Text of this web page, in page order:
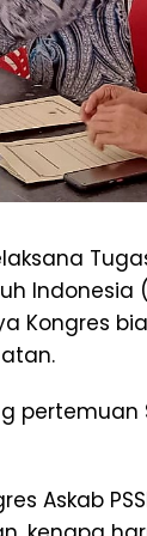
Indonesia
Kongres
pertemuan
Askab